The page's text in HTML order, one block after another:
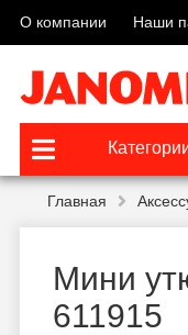
О компании Наши
Главная
Мини
611915